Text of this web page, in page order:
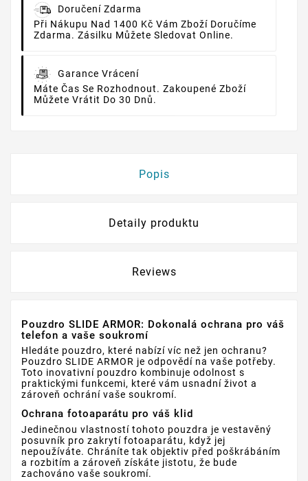
Doručení Zdarma
Při Nákupu Nad 1400 Kč Vám Zboží Doručíme
Zdarma. Zásilku Můžete Sledovat Online.
Garance Vrácení
Máte Čas Se Rozhodnout. Zakoupené Zboží
Můžete Vrátit Do 30 Dnů.
Popis
Detaily produktu
Reviews
Pouzdro SLIDE ARMOR: Dokonalá ochrana pro váš
telefon a vaše soukromí
Hledáte pouzdro, které nabízí víc než jen ochranu?
Pouzdro SLIDE ARMOR je odpovědí na vaše potřeby.
Toto inovativní pouzdro kombinuje odolnost s
praktickými funkcemi, které vám usnadní život a
zároveň ochrání vaše soukromí.
Ochrana fotoaparátu pro váš klid
Jedinečnou vlastností tohoto pouzdra je vestavěný
posuvník pro zakrytí fotoaparátu, když jej
nepoužíváte. Chráníte tak objektiv před poškrábáním
a rozbitím a zároveň získáte jistotu, že bude
zachováno vaše soukromí.